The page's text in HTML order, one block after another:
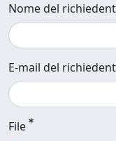
Nome del
E-mail del
File